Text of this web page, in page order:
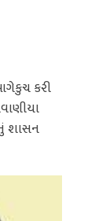
કરી
શાસન